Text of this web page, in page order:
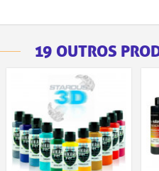
19 OUTROS